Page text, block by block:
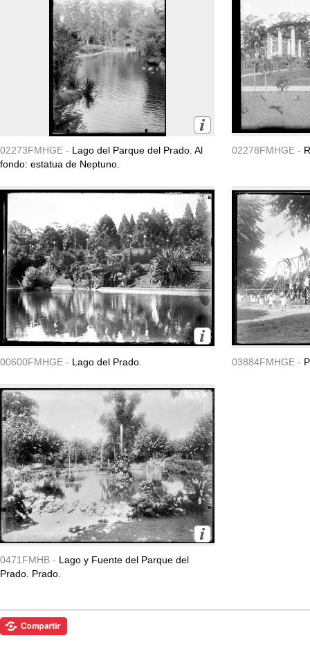
02273FMHGE - Lago del Parque del Prado. Al
fondo: estatua de Neptuno.
02278FMHGE -
00600FMHGE - Lago del Prado. 03884FMHGE -
0471FMHB - Lago y Fuente del Parque del
Prado. Prado.